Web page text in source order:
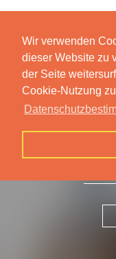
Wir verwenden
dieser Website zu
der Seite
Cookie-Nutzung